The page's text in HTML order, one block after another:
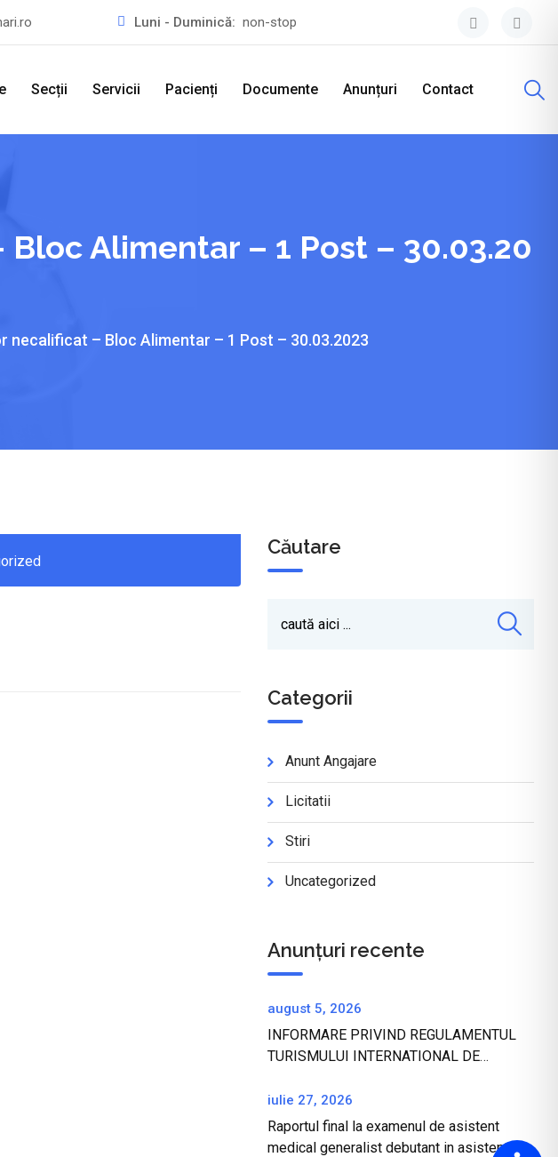
Luni - Duminică:non-stop
Secții Servicii Pacienți Documente Anunțuri Contact
Alimentar – 1 Post – 30.03.20
necalificat – Bloc Alimentar – 1 Post – 30.03.2023
Căutare
Categorii
Anunt Angajare
Licitatii
Stiri
Uncategorized
Anunțuri recente
august 5, 2026
INFORMARE PRIVIND REGULAMENTUL
TURISMULUI INTERNATIONAL DE
REPUBLICA TURCIA
iulie 27, 2026
Raportul final la examenul de asistent
medical generalist debutant in asistent